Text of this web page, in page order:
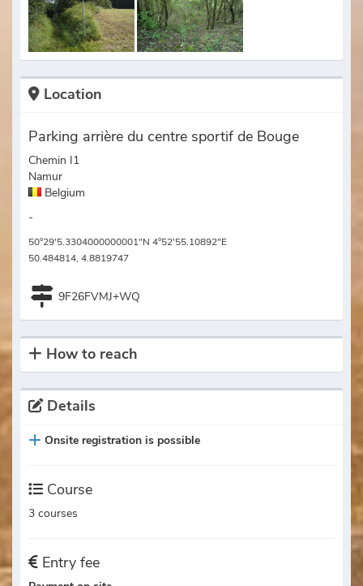
Location
Parking arrière du centre sportif de Bouge
Chemin I1
Namur
Belgium
-
50°29'5.3304000000001"N 4°52'55.10892"E
50.484814, 4.8819747
9F26FVMJ+WQ
How to reach
Details
Onsite registration is possible
Course
3 courses
Entry fee